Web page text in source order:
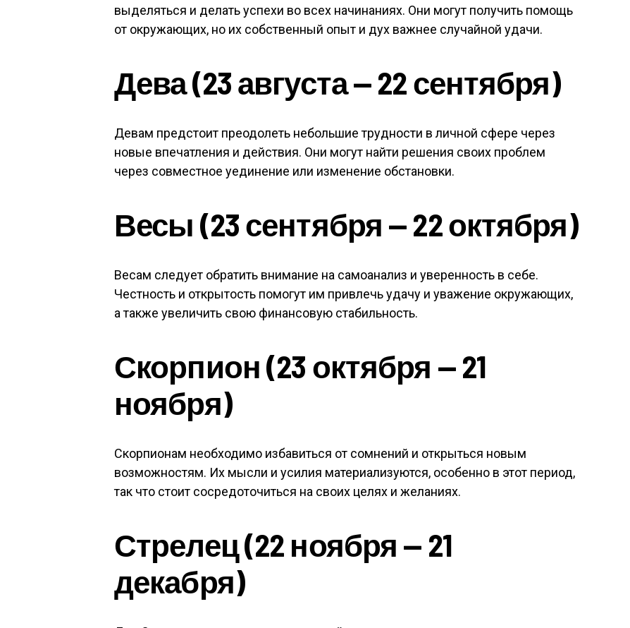
выделяться и делать успехи во всех начинаниях. Они могут получить помощь
от окружающих, но их собственный опыт и дух важнее случайной удачи.
Дева (23 августа — 22 сентября)
Девам предстоит преодолеть небольшие трудности в личной сфере через
новые впечатления и действия. Они могут найти решения своих проблем
через совместное уединение или изменение обстановки.
Весы (23 сентября — 22 октября)
Весам следует обратить внимание на самоанализ и уверенность в себе.
Честность и открытость помогут им привлечь удачу и уважение окружающих,
а также увеличить свою финансовую стабильность.
Скорпион (23 октября — 21
ноября)
Скорпионам необходимо избавиться от сомнений и открыться новым
возможностям. Их мысли и усилия материализуются, особенно в этот период,
так что стоит сосредоточиться на своих целях и желаниях.
Стрелец (22 ноября — 21
декабря)